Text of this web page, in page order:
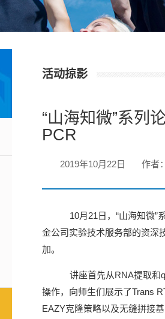
活动掠影
“山海知微”系
PCR
2019年10月22日 作者
10月21日，“山海知微”
金公司实验技术服务部的资深
加。
讲座首先从RNA提取和
操作，向师生们展示了Trans
EAZY克隆策略以及无缝拼接